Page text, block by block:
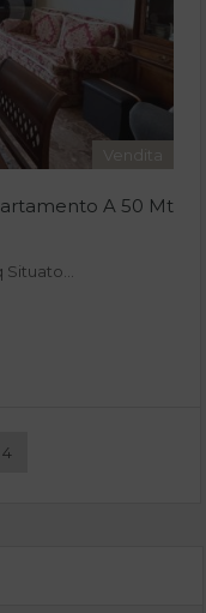
Vendita
A 50 Mt
Situato…
4